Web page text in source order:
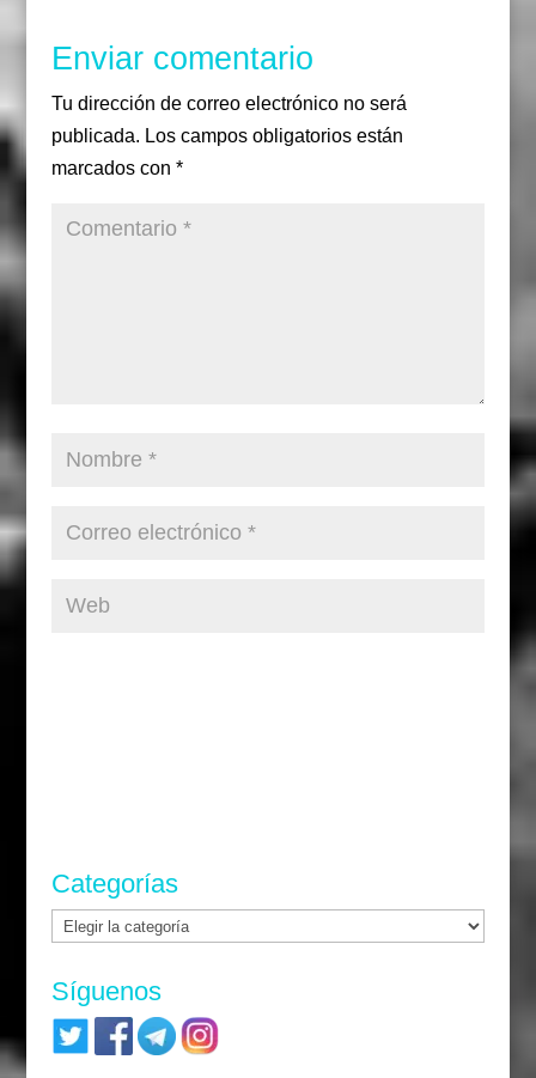
Enviar comentario
Tu dirección de correo electrónico no será
publicada. Los campos obligatorios están
marcados con *
Categorías
Categorías
Síguenos